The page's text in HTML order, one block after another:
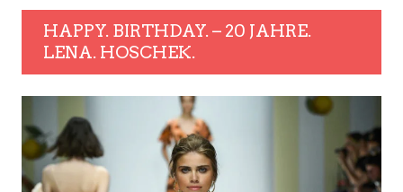
HAPPY. BIRTHDAY. – 20 JAHRE.
LENA. HOSCHEK.